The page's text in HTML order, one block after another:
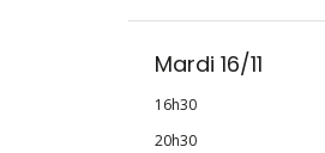
Mardi 16/11
16h30
20h30